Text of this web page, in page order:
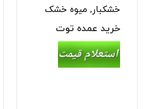
خشکبار, میوه خشک
خرید عمده توت
خشک شاهرودی